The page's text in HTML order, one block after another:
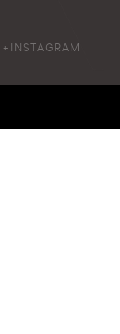
+INSTAGRAM